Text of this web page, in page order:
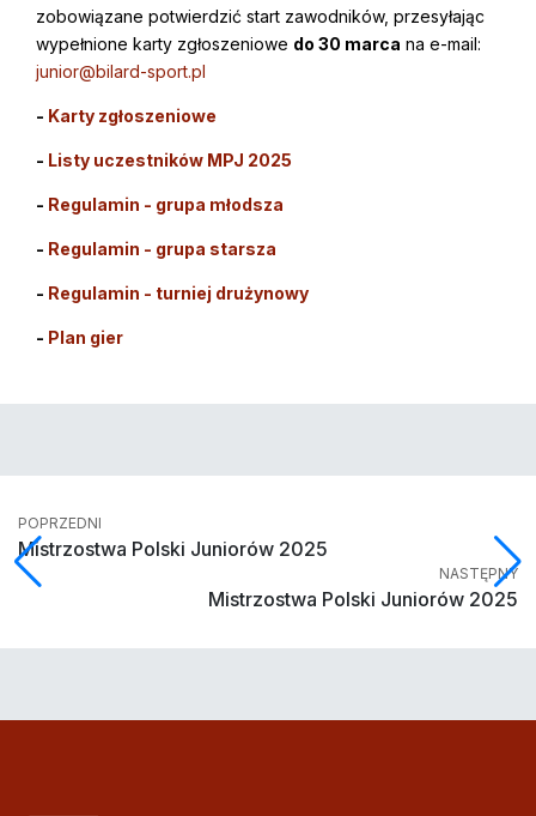
zobowiązane potwierdzić start zawodników, przesyłając
wypełnione karty zgłoszeniowe do 30 marca na e-mail:
junior@bilard-sport.pl
- Karty zgłoszeniowe
- Listy uczestników MPJ 2025
- Regulamin - grupa młodsza
- Regulamin - grupa starsza
- Regulamin - turniej drużynowy
- Plan gier
POPRZEDNI
Mistrzostwa Polski Juniorów 2025
NASTĘPNY
Mistrzostwa Polski Juniorów 2025